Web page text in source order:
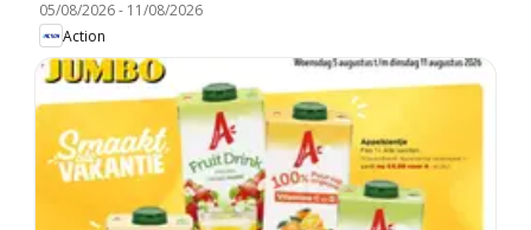
05/08/2026- 11/08/2026
Action